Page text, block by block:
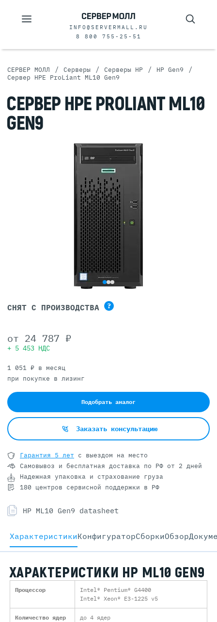
INFO@SERVERMALL.RU
8 800 755-25-51
СЕРВЕР МОЛЛ / Серверы / Серверы HP / HP Gen9 /
Сервер HPE ProLiant ML10 Gen9
СЕРВЕР HPE PROLIANT ML10
GEN9
СНЯТ С ПРОИЗВОДСТВА ?
от 24 787 ₽
+ 5 453 НДС
1 051 ₽ в месяц
при покупке в лизинг
Подобрать аналог
Заказать консультацию
Гарантия 5 лет с выездом на место
Самовывоз и бесплатная доставка по РФ от 2 дней
Надежная упаковка и страхование груза
180 центров сервисной поддержки в РФ
HP ML10 Gen9 datasheet
ХарактеристикиКонфигураторCборкиОбзор
ХАРАКТЕРИСТИКИ HP ML10 GEN9
Процессор
Intel® Pentium® G4400
Intel® Xeon® E3-1225 v5
Количество ядер
до 4 ядер